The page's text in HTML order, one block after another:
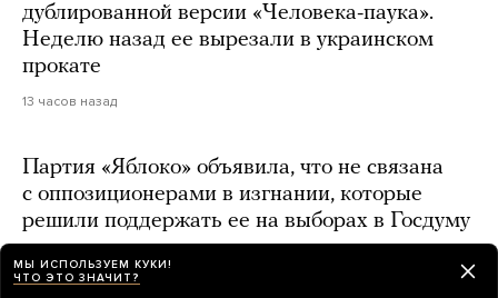
дублированной версии «Человека-паука».
Неделю назад ее вырезали в украинском
прокате
13 часов назад
Партия «Яблоко» объявила, что не связана
с оппозиционерами в изгнании, которые
решили поддержать ее на выборах в Госдуму
МЫ ИСПОЛЬЗУЕМ КУКИ!
ЧТО ЭТО ЗНАЧИТ?